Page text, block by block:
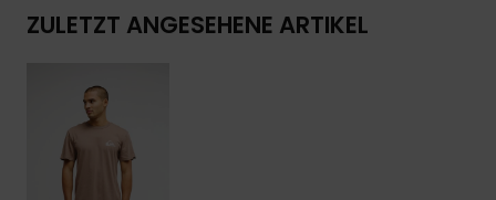
ZULETZT ANGESEHENE ARTIKEL